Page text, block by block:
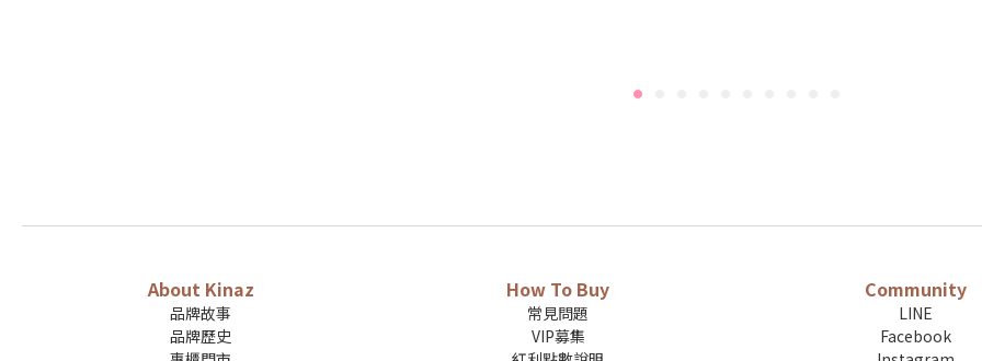
About Kinaz
品牌故事
品牌歷史
How To Buy
常見問題
VIP募集
Community
LINE
Facebook